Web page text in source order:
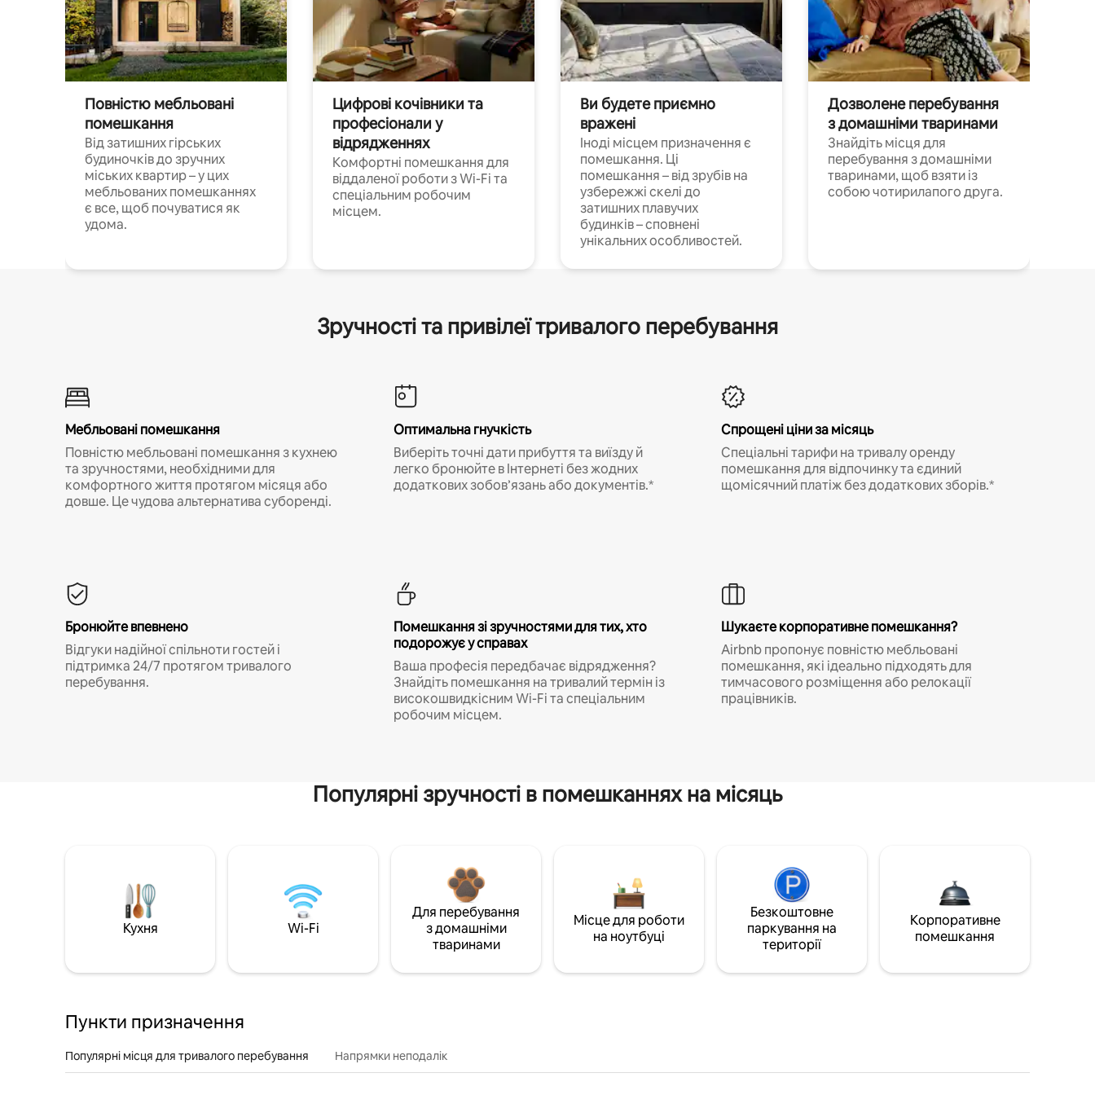
Повністю мебльовані
помешкання
Від затишних гірських
будиночків до зручних
міських квартир – у цих
мебльованих помешканнях
є все, щоб почуватися як
удома.
Цифрові кочівники та
професіонали у
відрядженнях
Комфортні помешкання для
віддаленої роботи з Wi-Fi та
спеціальним робочим
місцем.
Ви будете приємно
вражені
Іноді місцем призначення є
помешкання. Ці
помешкання – від зрубів на
узбережжі скелі до
затишних плавучих
будинків – сповнені
унікальних особливостей.
Дозволене перебування
з домашніми тваринами
Знайдіть місця для
перебування з домашніми
тваринами, щоб взяти із
собою чотирилапого друга.
Зручності та привілеї тривалого перебування
Мебльовані помешкання
Повністю мебльовані помешкання з кухнею
та зручностями, необхідними для
комфортного життя протягом місяця або
довше. Це чудова альтернатива суборенді.
Оптимальна гнучкість
Виберіть точні дати прибуття та виїзду й
легко бронюйте в Інтернеті без жодних
додаткових зобов’язань або документів.*
Спрощені ціни за місяць
Спеціальні тарифи на тривалу оренду
помешкання для відпочинку та єдиний
щомісячний платіж без додаткових зборів.*
Бронюйте впевнено
Відгуки надійної спільноти гостей і
підтримка 24/7 протягом тривалого
перебування.
Помешкання зі зручностями для тих, хто
подорожує у справах
Ваша професія передбачає відрядження?
Знайдіть помешкання на тривалий термін із
високошвидкісним Wi-Fi та спеціальним
робочим місцем.
Шукаєте корпоративне помешкання?
Airbnb пропонує повністю мебльовані
помешкання, які ідеально підходять для
тимчасового розміщення або релокації
працівників.
Популярні зручності в помешканнях на місяць
Кухня Wi-Fi
Для перебування
з домашніми
тваринами
Місце для роботи
на ноутбуці
Безкоштовне
паркування на
території
Корпоративне
помешкання
Пункти призначення
Популярні місця для тривалого перебування Напрямки неподалік